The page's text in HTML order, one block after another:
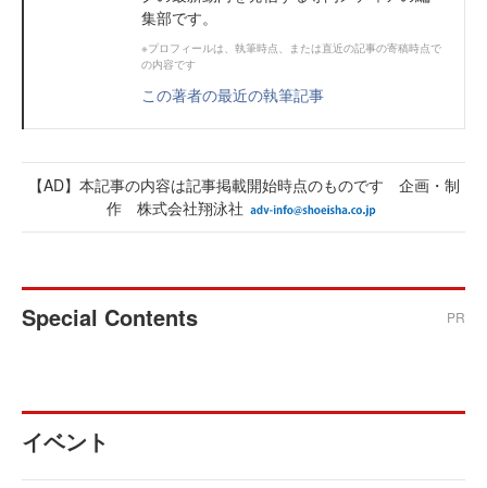
集部です。
※プロフィールは、執筆時点、または直近の記事の寄稿時点で
の内容です
この著者の最近の執筆記事
【AD】本記事の内容は記事掲載開始時点のものです 企画・制
作 株式会社翔泳社
Special Contents PR
イベント